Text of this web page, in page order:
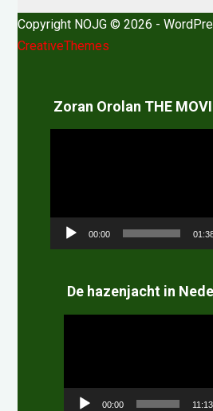
Copyright NOJG © 2026 -
CreativeThemes
Zoran Orolan THE
00:00
De hazenjacht in
00:00 11:13